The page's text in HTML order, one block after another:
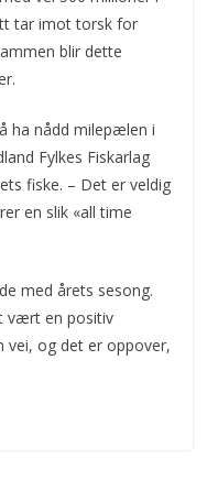
tar imot torsk for
blir dette
ha nådd milepælen i
Fylkes Fiskarlag
fiske. – Det er veldig
en slik «all time
med årets sesong.
vært en positiv
vei, og det er oppover,